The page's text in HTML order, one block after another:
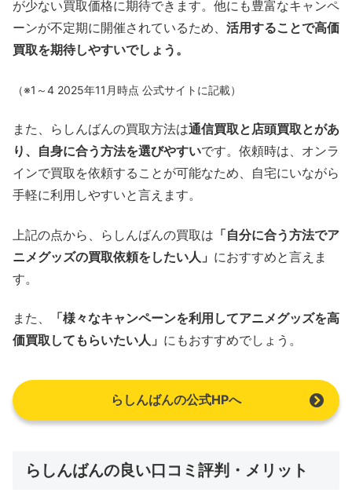
が少ない買取価格に期待できます。他にも豊富なキャンペ
ーンが不定期に開催されているため、 活用することで高価
買取を期待しやすいでしょう。
（※1～4 2025年11月時点 公式サイトに記載）
また、らしんばんの買取方法は通信買取と店頭買取とがあ
り、自身に合う方法を選びやすいです。依頼時は、オンラ
インで買取を依頼することが可能なため、自宅にいながら
手軽に利用しやすいと言えます。
上記の点から、らしんばんの買取は 「自分に合う方法でア
ニメグッズの買取依頼をしたい人」 におすすめと言えま
す。
また、
「様々なキャンペーンを利用してアニメグッズを高
価買取してもらいたい人」 にもおすすめでしょう。
らしんばんの公式HPへ
らしんばんの良い口コミ評判・メリット